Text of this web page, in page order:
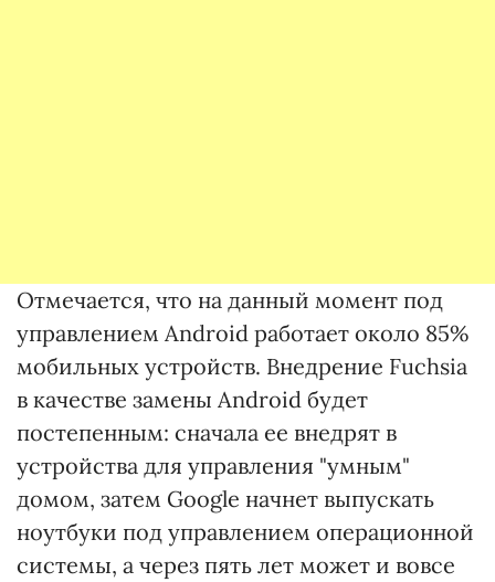
Отмечается, что на данный момент под
управлением Android работает около 85%
мобильных устройств. Внедрение Fuchsia
в качестве замены Android будет
постепенным: сначала ее внедрят в
устройства для управления "умным"
домом, затем Google начнет выпускать
ноутбуки под управлением операционной
системы, а через пять лет может и вовсе